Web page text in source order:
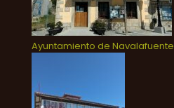
Ayuntamiento de Navalafuente